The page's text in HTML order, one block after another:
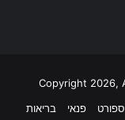
ספורט פנאי בריאות